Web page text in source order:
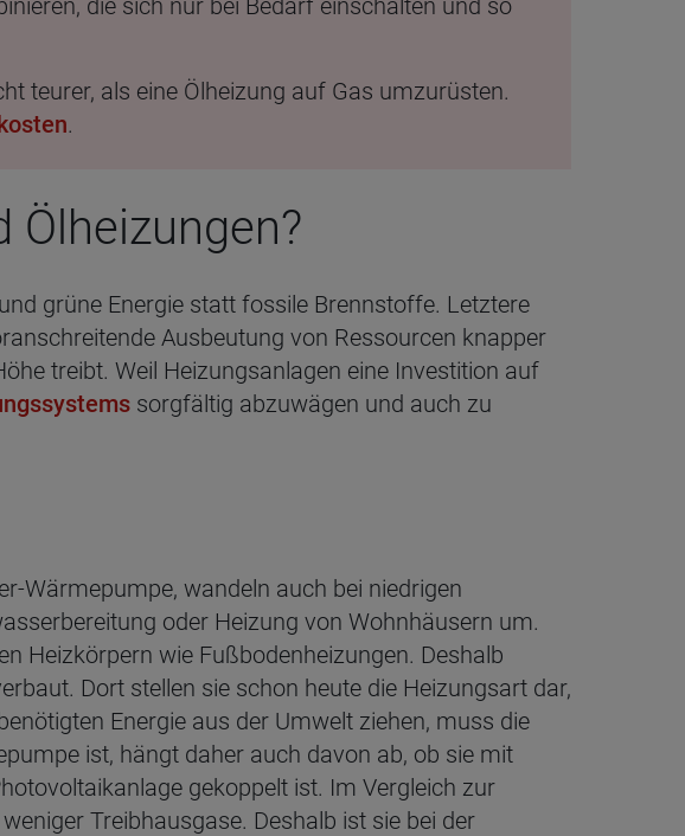
die sich nur bei Bedarf einschalten und so
teurer, als eine Ölheizung auf Gas umzurüsten.
.
Ölheizungen?
grüne Energie statt fossile Brennstoffe. Letztere
Ausbeutung von Ressourcen knapper
treibt. Weil Heizungsanlagen eine Investition auf
sorgfältig abzuwägen und auch zu
Wärmepumpe, wandeln auch bei niedrigen
oder Heizung von Wohnhäusern um.
Heizkörpern wie Fußbodenheizungen. Deshalb
Dort stellen sie schon heute die Heizungsart dar,
Energie aus der Umwelt ziehen, muss die
ist, hängt daher auch davon ab, ob sie mit
gekoppelt ist. Im Vergleich zur
Treibhausgase. Deshalb ist sie bei der